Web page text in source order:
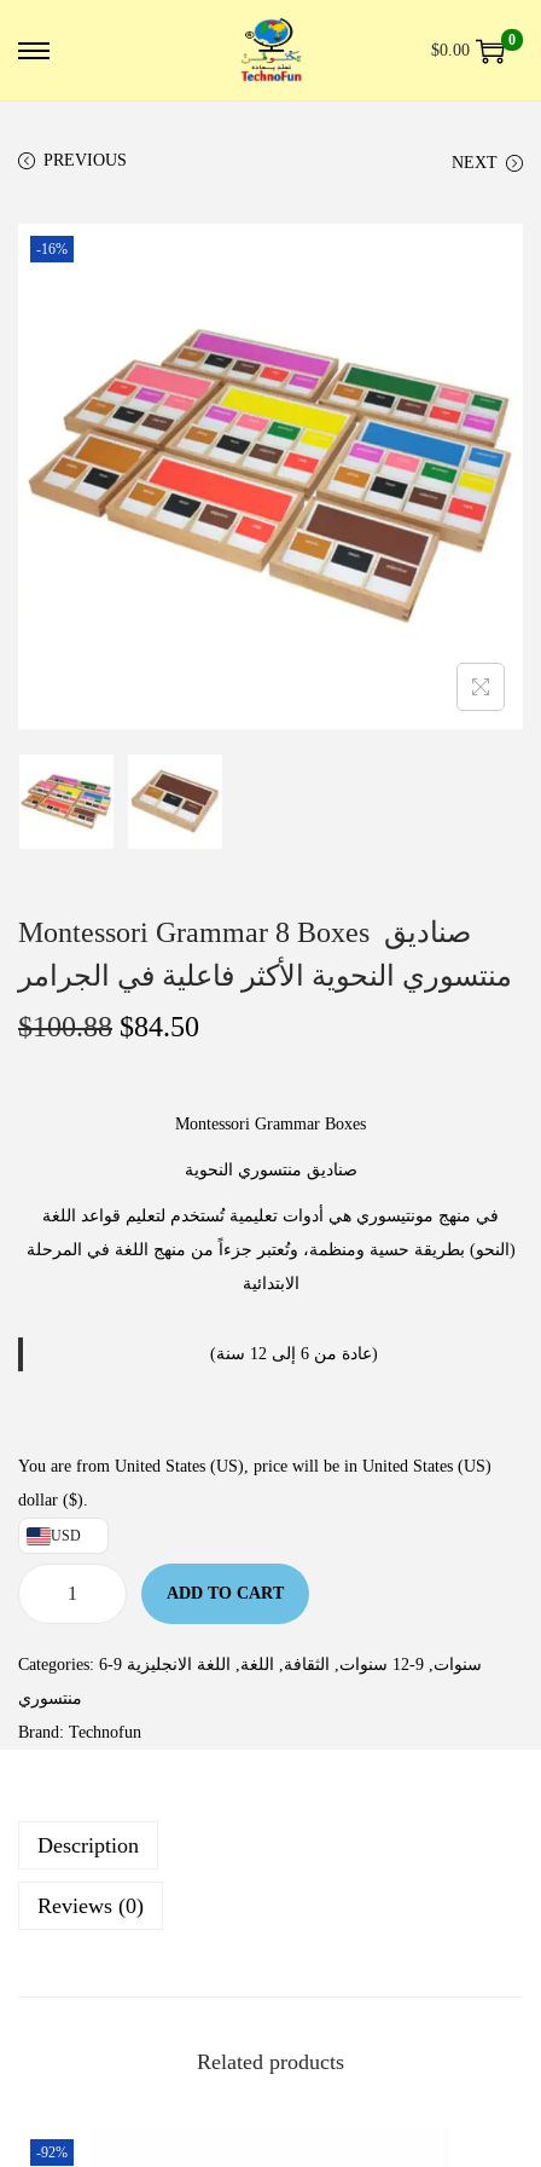
$0.00
0
PREVIOUS NEXT
-16%
Montessori Grammar 8 Boxes صناديق
منتسوري النحوية الأكثر فاعلية في الجرامر
$100.88 $84.50
Montessori Grammar Boxes
صناديق منتسوري النحوية
في منهج مونتيسوري هي أدوات تعليمية تُستخدم لتعليم قواعد اللغة
(النحو) بطريقة حسية ومنظمة، وتُعتبر جزءاً من منهج اللغة في المرحلة
الابتدائية
(عادة من 6 إلى 12 سنة)
You are from United States (US), price will be in United States (US)
dollar ($).
USD
ADD TO CART
Categories: 6-9 سنوات, 9-12 سنوات , الثقافة, اللغة,
اللغة الانجليزية
منتسوري
Brand: Technofun
Description
Reviews (0)
Related products
-92%